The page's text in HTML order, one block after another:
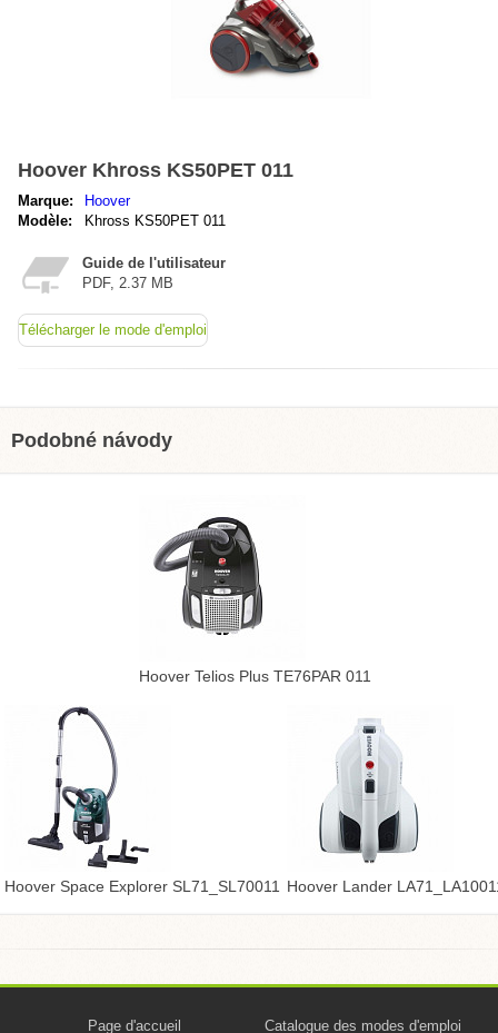
Hoover Khross KS50PET 011
Marque:
Hoover
Modèle:
Khross KS50PET 011
Guide de l'utilisateur
PDF, 2.37 MB
Télécharger le mode d'emploi
Podobné návody
Hoover Telios Plus TE76PAR 011
Hoover Space Explorer SL71_SL70011 Hoover Lander
Page d'accueil Catalogue des modes d'emploi